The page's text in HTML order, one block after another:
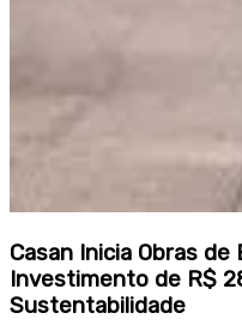
Casan Inicia Obras
Investimento de R$
Sustentabilidade